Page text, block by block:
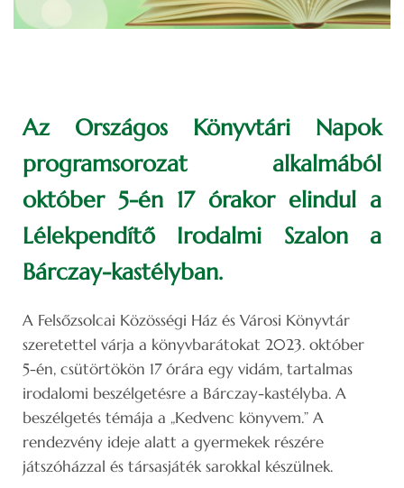
Az Országos Könyvtári Napok
programsorozat alkalmából
október 5-én 17 órakor elindul a
Lélekpendítő Irodalmi Szalon a
Bárczay-kastélyban.
A Felsőzsolcai Közösségi Ház és Városi Könyvtár
szeretettel várja a könyvbarátokat 2023. október
5-én, csütörtökön 17 órára egy vidám, tartalmas
irodalomi beszélgetésre a Bárczay-kastélyba. A
beszélgetés témája a „Kedvenc könyvem.” A
rendezvény ideje alatt a gyermekek részére
játszóházzal és társasjáték sarokkal készülnek.